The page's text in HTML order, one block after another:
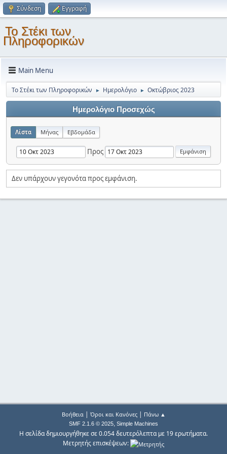
Σύνδεση Εγγραφή
Το Στέκι των
Πληροφορικών
Main Menu
Το Στέκι των Πληροφορικών ► Ημερολόγιο ► Οκτώβριος 2023
Ημερολόγιο Προσεχώς
Λίστα Μήνας Εβδομάδα
Προς
Δεν υπάρχουν γεγονότα προς εμφάνιση.
Βοήθεια| Όροι και Κανόνες| Πάνω ▲
SMF 2.1.6 © 2025, Simple Machines
Η σελίδα δημιουργήθηκε σε 0.054 δευτερόλεπτα με 19 ερωτήματα.
Μετρητής επισκέψεων: